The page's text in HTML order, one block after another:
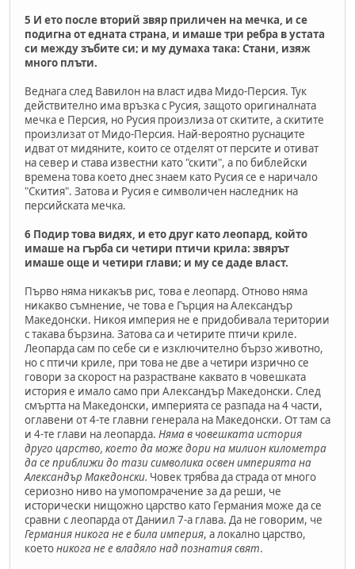
5 И ето после вторий звяр приличен на мечка, и се
подигна от едната страна, и имаше три ребра в устата
си между зъбите си; и му думаха така: Стани, изяж
много плъти.
Веднага след Вавилон на власт идва Мидо-Персия. Тук
действително има връзка с Русия, защото оригиналната
мечка е Персия, но Русия произлиза от скитите, а скитите
произлизат от Мидо-Персия. Най-вероятно руснаците
идват от мидяните, които се отделят от персите и отиват
на север и става известни като "скити", а по библейски
времена това което днес знаем като Русия се е наричало
"Скития". Затова и Русия е символичен наследник на
персийската мечка.
6 Подир това видях, и ето друг като леопард, който
имаше на гърба си четири птичи крила: звярът
имаше още и четири глави; и му се даде власт.
Първо няма никакъв рис, това е леопард. Отново няма
никакво съмнение, че това е Гърция на Александър
Македонски. Никоя империя не е придобивала територии
с такава бързина. Затова са и четирите птичи криле.
Леопарда сам по себе си е изключително бързо животно,
но с птичи криле, при това не две а четири изрично се
говори за скорост на разрастване каквато в човешката
история е имало само при Александър Македонски. След
смъртта на Македонски, империята се разпада на 4 части,
оглавени от 4-те главни генерала на Македонски. От там са
и 4-те глави на леопарда. Няма в човешката история
друго царство, което да може дори на милион километра
да се приближи до тази символика освен империята на
Александър Македонски. Човек трябва да страда от много
сериозно ниво на умопомрачение за да реши, че
исторически нищожно царство като Германия може да се
сравни с леопарда от Даниил 7-а глава. Да не говорим, че
Германия никога не е била империя, а локално царство,
коетоникога не е владяло над познатия свят.